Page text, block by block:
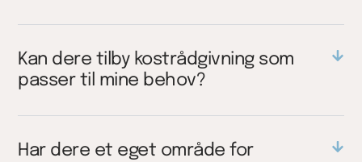
Kan dere tilby kostrådgivning som
passer til mine behov?
Har dere et eget område for